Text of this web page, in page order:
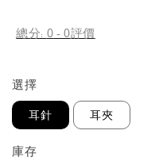
總分: 0 - 0評價
選擇
耳針 耳夾
庫存